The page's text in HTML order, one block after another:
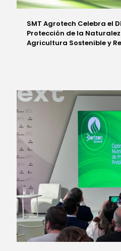
SMT Agrotech Celebra el
Protección de la
Agricultura Sostenible y